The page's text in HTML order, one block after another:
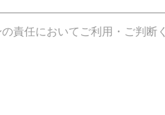
責任においてご利用・ご判断